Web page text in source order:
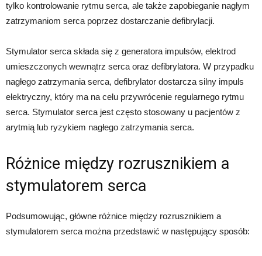
tylko kontrolowanie rytmu serca, ale także zapobieganie nagłym
zatrzymaniom serca poprzez dostarczanie defibrylacji.
Stymulator serca składa się z generatora impulsów, elektrod
umieszczonych wewnątrz serca oraz defibrylatora. W przypadku
nagłego zatrzymania serca, defibrylator dostarcza silny impuls
elektryczny, który ma na celu przywrócenie regularnego rytmu
serca. Stymulator serca jest często stosowany u pacjentów z
arytmią lub ryzykiem nagłego zatrzymania serca.
Różnice między rozrusznikiem a
stymulatorem serca
Podsumowując, główne różnice między rozrusznikiem a
stymulatorem serca można przedstawić w następujący sposób: